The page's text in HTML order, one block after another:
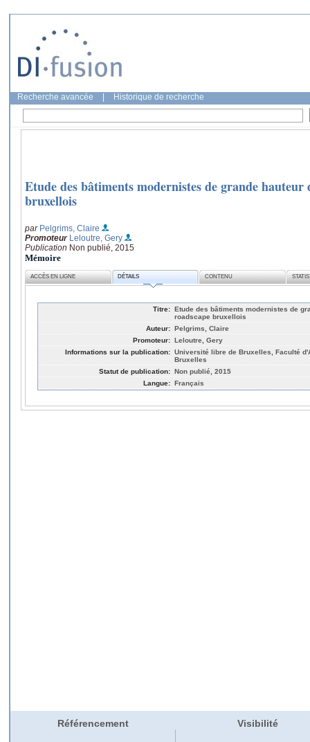
Recherche avancée Historique de recherche
Etude des bâtiments modernistes de grande
bruxellois
par Pelgrims, Claire
Promoteur Leloutre, Gery
Publication Non publié, 2015
Mémoire
ACCÈS EN LIGNE DÉTAILS CONTENU
Titre: Etude des bâtiments modernistes de
roadscape bruxellois
Auteur: Pelgrims, Claire
Promoteur: Leloutre, Gery
Informations sur la publication: Université libre de Bruxelles, Faculté
Bruxelles
Statut de publication: Non publié, 2015
Langue: Français
Référencement Visibilité